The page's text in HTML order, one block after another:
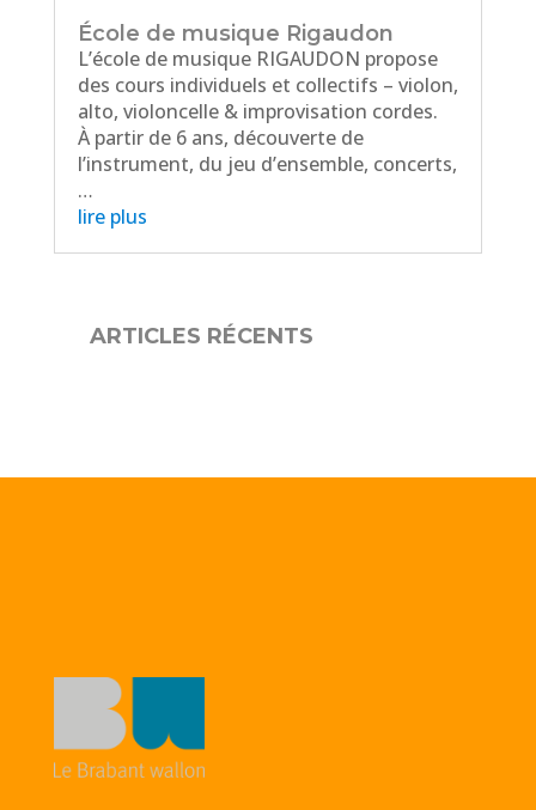
École de musique Rigaudon
L’école de musique RIGAUDON propose
des cours individuels et collectifs – violon,
alto, violoncelle & improvisation cordes.
À partir de 6 ans, découverte de
l’instrument, du jeu d’ensemble, concerts,
…
lire plus
ARTICLES RÉCENTS